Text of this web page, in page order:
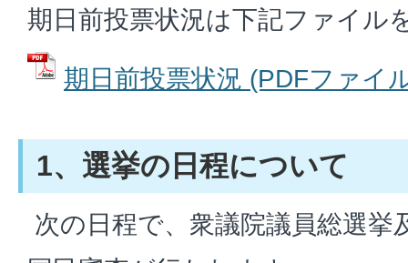
期日前投票状況は下記ファイル
期日前投票状況 (PDFファイ
1、選挙の日程について
次の日程で、衆議院議員総選挙